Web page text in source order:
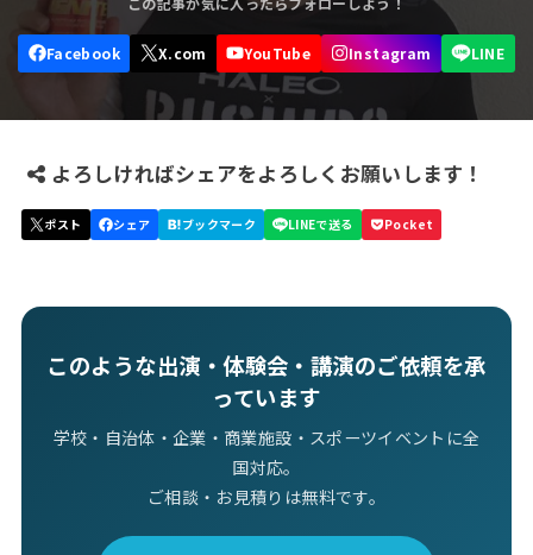
よろしければシェアをよろしくお願いします！
このような出演・体験会・講演のご依頼を承
っています
学校・自治体・企業・商業施設・スポーツイベントに全
国対応。
ご相談・お見積りは無料です。